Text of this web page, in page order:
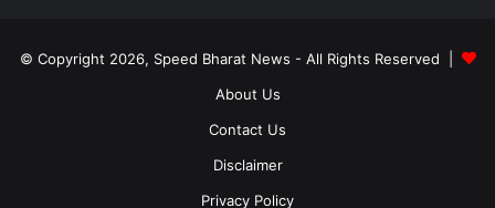
© Copyright 2026, Speed Bharat News - All Rights Reserved |
About Us
Contact Us
Disclaimer
Privacy Policy